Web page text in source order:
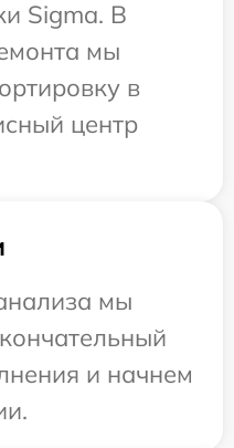
Sigma. В
мы
в
центр
мы
и начнем